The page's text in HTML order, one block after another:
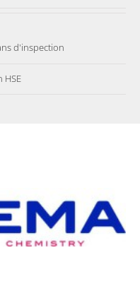
d'inspection
HSE